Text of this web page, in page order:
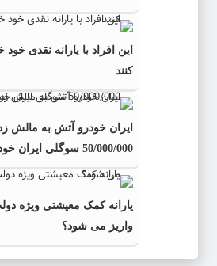
این افراد با یارانه نقدی
کنند
ایران خودرو آتش به مالش
50/000/000 سوگلی ایران خودرو
یارانه کمک معیشتی ویژه
واریز می شود؟